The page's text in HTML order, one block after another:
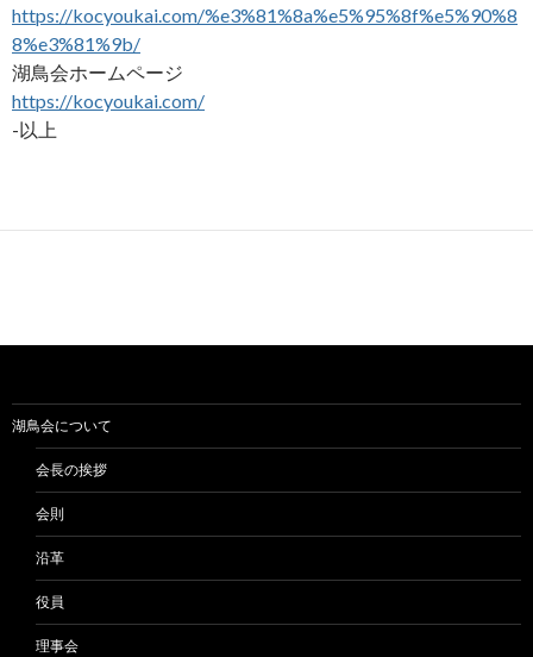
https://kocyoukai.com/%e3%81%8a%e5%95%8f%e5%90%8
8%e3%81%9b/
湖鳥会ホームページ
https://kocyoukai.com/
-以上
湖鳥会について
会長の挨拶
会則
沿革
役員
理事会